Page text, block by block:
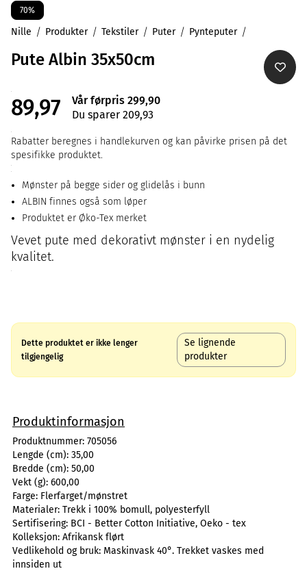
70%
Nille Produkter Tekstiler Puter Pynteputer
Pute Albin 35x50cm
89,97
Vår førpris 299,90
Du sparer 209,93
Rabatter beregnes i handlekurven og kan påvirke prisen på det
spesifikke produktet.
Mønster på begge sider og glidelås i bunn
ALBIN finnes også som løper
Produktet er Øko-Tex merket
Vevet pute med dekorativt mønster i en nydelig
kvalitet.
Dette produktet er ikke lenger
tilgjengelig
Se lignende
produkter
Produktinformasjon
Produktnummer: 705056
Lengde (cm): 35,00
Bredde (cm): 50,00
Vekt (g): 600,00
Farge: Flerfarget/mønstret
Materialer: Trekk i 100% bomull, polyesterfyll
Sertifisering: BCI - Better Cotton Initiative, Oeko - tex
Kolleksjon: Afrikansk flørt
Vedlikehold og bruk: Maskinvask 40°. Trekket vaskes med
innsiden ut